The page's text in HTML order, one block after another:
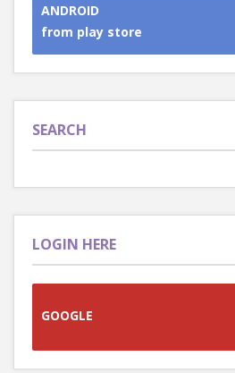
ANDROID
from play store
SEARCH
LOGIN HERE
GOOGLE